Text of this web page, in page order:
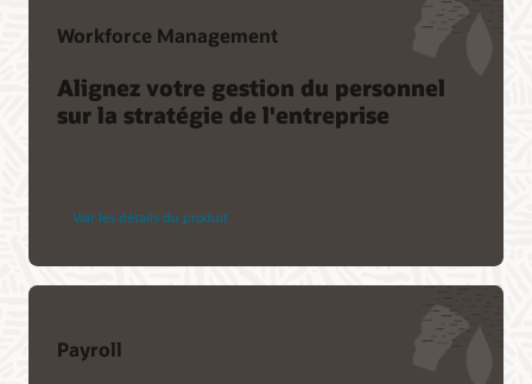
Workforce Management
Alignez votre gestion du personnel
sur la stratégie de l'entreprise
Voir les détails du produit
Payroll